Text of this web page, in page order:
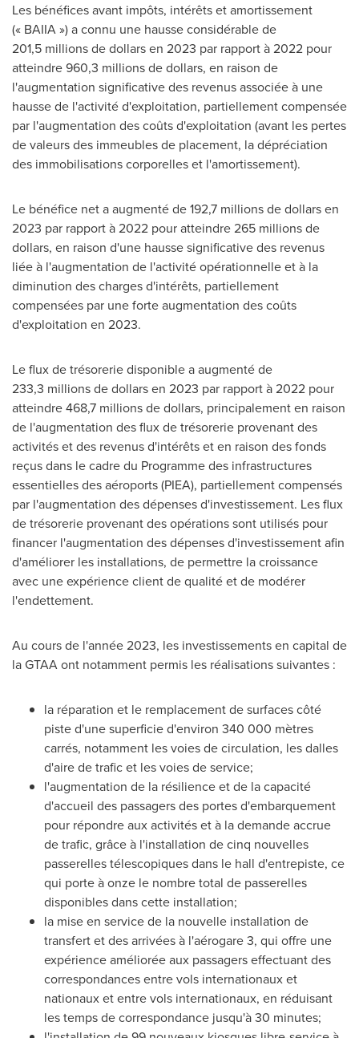
Les bénéfices avant impôts, intérêts et amortissement
(« BAIIA ») a connu une hausse considérable de
201,5 millions de dollars en 2023 par rapport à 2022 pour
atteindre 960,3 millions de dollars, en raison de
l'augmentation significative des revenus associée à une
hausse de l'activité d'exploitation, partiellement compensée
par l'augmentation des coûts d'exploitation (avant les pertes
de valeurs des immeubles de placement, la dépréciation
des immobilisations corporelles et l'amortissement).
Le bénéfice net a augmenté de 192,7 millions de dollars en
2023 par rapport à 2022 pour atteindre 265 millions de
dollars, en raison d'une hausse significative des revenus
liée à l'augmentation de l'activité opérationnelle et à la
diminution des charges d'intérêts, partiellement
compensées par une forte augmentation des coûts
d'exploitation en 2023.
Le flux de trésorerie disponible a augmenté de
233,3 millions de dollars en 2023 par rapport à 2022 pour
atteindre 468,7 millions de dollars, principalement en raison
de l'augmentation des flux de trésorerie provenant des
activités et des revenus d'intérêts et en raison des fonds
reçus dans le cadre du Programme des infrastructures
essentielles des aéroports (PIEA), partiellement compensés
par l'augmentation des dépenses d'investissement. Les flux
de trésorerie provenant des opérations sont utilisés pour
financer l'augmentation des dépenses d'investissement afin
d'améliorer les installations, de permettre la croissance
avec une expérience client de qualité et de modérer
l'endettement.
Au cours de l'année 2023, les investissements en capital de
la GTAA ont notamment permis les réalisations suivantes :
la réparation et le remplacement de surfaces côté
piste d'une superficie d'environ 340 000 mètres
carrés, notamment les voies de circulation, les dalles
d'aire de trafic et les voies de service;
l'augmentation de la résilience et de la capacité
d'accueil des passagers des portes d'embarquement
pour répondre aux activités et à la demande accrue
de trafic, grâce à l'installation de cinq nouvelles
passerelles télescopiques dans le hall d'entrepiste, ce
qui porte à onze le nombre total de passerelles
disponibles dans cette installation;
la mise en service de la nouvelle installation de
transfert et des arrivées à l'aérogare 3, qui offre une
expérience améliorée aux passagers effectuant des
correspondances entre vols internationaux et
nationaux et entre vols internationaux, en réduisant
les temps de correspondance jusqu'à 30 minutes;